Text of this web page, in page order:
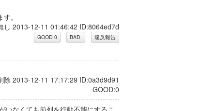
。
し 2013-12-11 01:46:42 ID:8064ed7d
除 2013-12-11 17:17:29 ID:0a3d9d91
GOOD:0
なくても前列を行動不能にするこ